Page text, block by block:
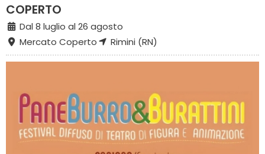
COPERTO
Dal 8 luglio al 26 agosto
Mercato Coperto
Rimini (RN)